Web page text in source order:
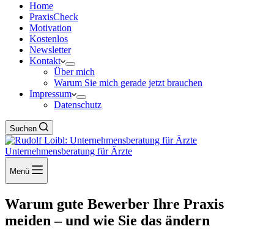
Home
PraxisCheck
Motivation
Kostenlos
Newsletter
Kontakt
Über mich
Warum Sie mich gerade jetzt brauchen
Impressum
Datenschutz
Suchen
Unternehmensberatung für Ärzte
Menü
Warum gute Bewerber Ihre Praxis
meiden – und wie Sie das ändern